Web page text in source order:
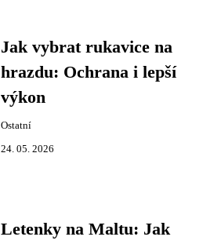
Jak vybrat rukavice na
hrazdu: Ochrana i lepší
výkon
Ostatní
24. 05. 2026
Letenky na Maltu: Jak